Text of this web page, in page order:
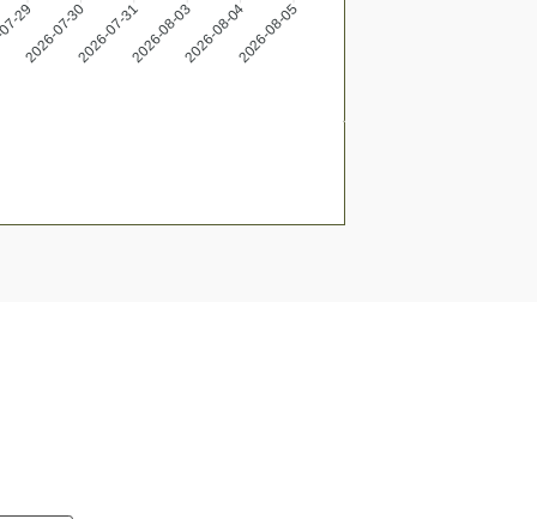
29
2026-07-302026-07-312026-08-032026-08-042026-08-05